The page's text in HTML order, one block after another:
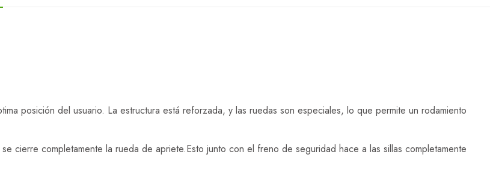
posición del usuario. La estructura está reforzada, y las ruedas son especiales, lo que permite un rodamiento
cierre completamente la rueda de apriete.Esto junto con el freno de seguridad hace a las sillas completamente